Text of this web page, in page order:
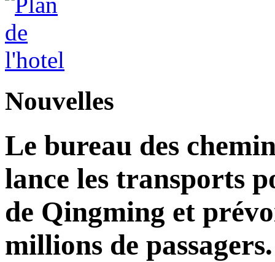
Nouvelles
Le bureau des
lance les transports
de Qingming et
millions de passagers.